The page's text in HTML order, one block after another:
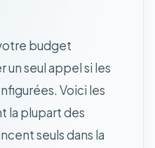
budget
un seul appel si les
Voici les
la plupart des
seuls dans la